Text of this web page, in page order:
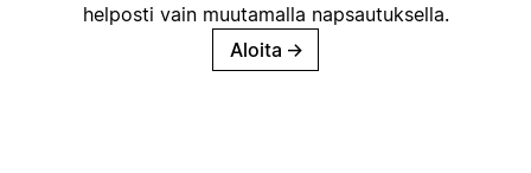
helposti vain muutamalla napsautuksella.
Aloita →